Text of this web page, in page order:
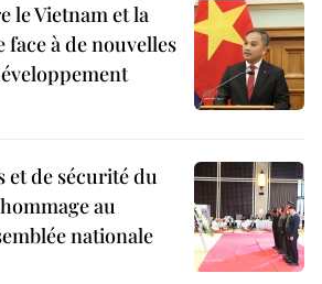
le Vietnam et la
à de nouvelles
et de sécurité du
au
nationale